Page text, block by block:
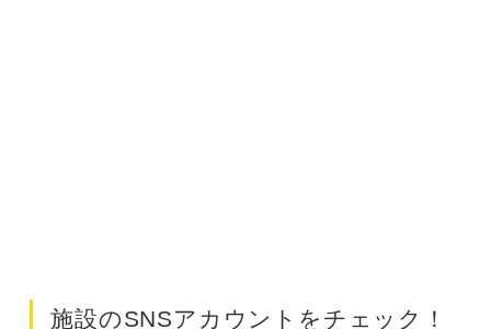
施設のSNSアカウントをチェック！